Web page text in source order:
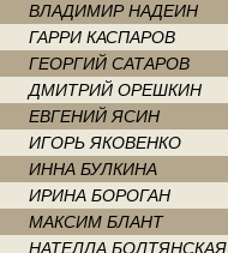
ВЛАДИМИР НАДЕИН
ГАРРИ КАСПАРОВ
ГЕОРГИЙ САТАРОВ
ДМИТРИЙ ОРЕШКИН
ЕВГЕНИЙ ЯСИН
ИГОРЬ ЯКОВЕНКО
ИННА БУЛКИНА
ИРИНА БОРОГАН
МАКСИМ БЛАНТ
НАТЕЛЛА БОЛТЯНСКАЯ